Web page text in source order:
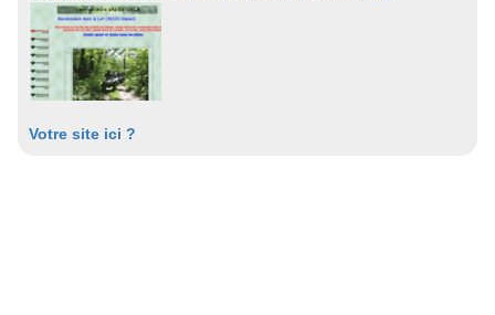
Votre site ici ?